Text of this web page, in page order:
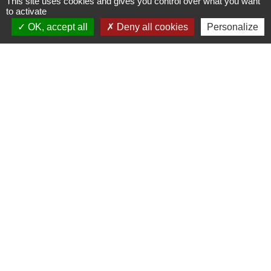
Contacts
to activate
OK, accept all
Deny all cookies Personalize